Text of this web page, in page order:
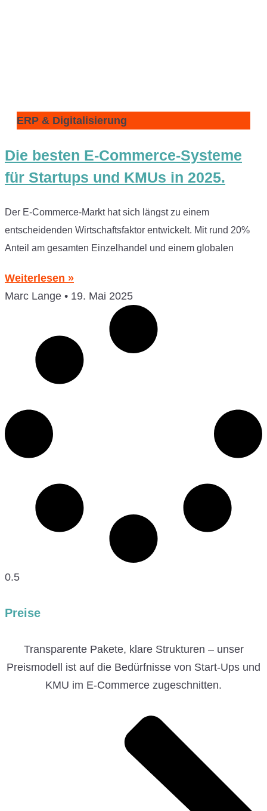
ERP & Digitalisierung
Die besten E-Commerce-Systeme
für Startups und KMUs in 2025.
Der E-Commerce-Markt hat sich längst zu einem
entscheidenden Wirtschaftsfaktor entwickelt. Mit rund 20%
Anteil am gesamten Einzelhandel und einem globalen
Weiterlesen »
Marc Lange
19. Mai 2025
Preise
Transparente Pakete, klare Strukturen – unser
Preismodell ist auf die Bedürfnisse von Start-Ups und
KMU im E-Commerce zugeschnitten.